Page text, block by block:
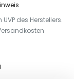
des Herstellers.